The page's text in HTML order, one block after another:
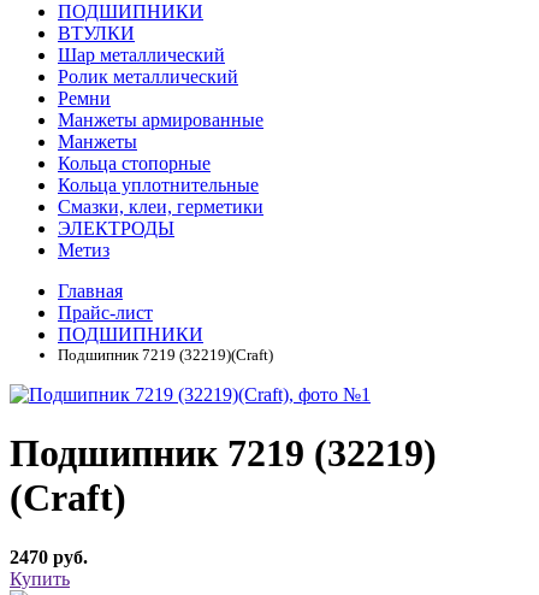
ПОДШИПНИКИ
ВТУЛКИ
Шар металлический
Ролик металлический
Ремни
Манжеты армированные
Манжеты
Кольца стопорные
Кольца уплотнительные
Смазки, клеи, герметики
ЭЛЕКТРОДЫ
Метиз
Главная
Прайс-лист
ПОДШИПНИКИ
Подшипник 7219 (32219)(Craft)
Подшипник 7219 (32219)
(Craft)
2470 руб.
Купить